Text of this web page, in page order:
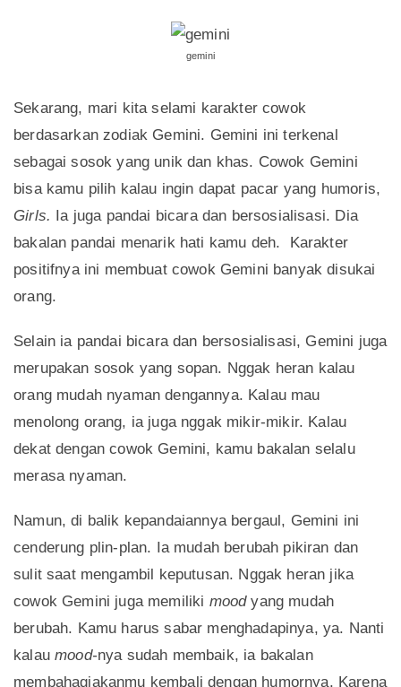
gemini
Sekarang, mari kita selami karakter cowok
berdasarkan zodiak Gemini. Gemini ini terkenal
sebagai sosok yang unik dan khas. Cowok Gemini
bisa kamu pilih kalau ingin dapat pacar yang humoris,
Girls.
Ia juga pandai bicara dan bersosialisasi. Dia
bakalan pandai menarik hati kamu deh. Karakter
positifnya ini membuat cowok Gemini banyak disukai
orang.
Selain ia pandai bicara dan bersosialisasi, Gemini juga
merupakan sosok yang sopan. Nggak heran kalau
orang mudah nyaman dengannya. Kalau mau
menolong orang, ia juga nggak mikir-mikir. Kalau
dekat dengan cowok Gemini, kamu bakalan selalu
merasa nyaman.
Namun, di balik kepandaiannya bergaul, Gemini ini
cenderung plin-plan. Ia mudah berubah pikiran dan
sulit saat mengambil keputusan. Nggak heran jika
cowok Gemini juga memiliki moodyang mudah
berubah. Kamu harus sabar menghadapinya, ya. Nanti
kalaumood-nya sudah membaik, ia bakalan
membahagiakanmu kembali dengan humornya. Karena